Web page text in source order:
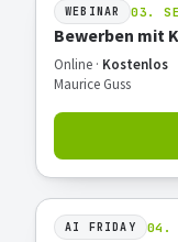
WEBINAR 03.
Bewerben mit
Online · Kostenlos
Maurice Guss
AI FRIDAY 04.